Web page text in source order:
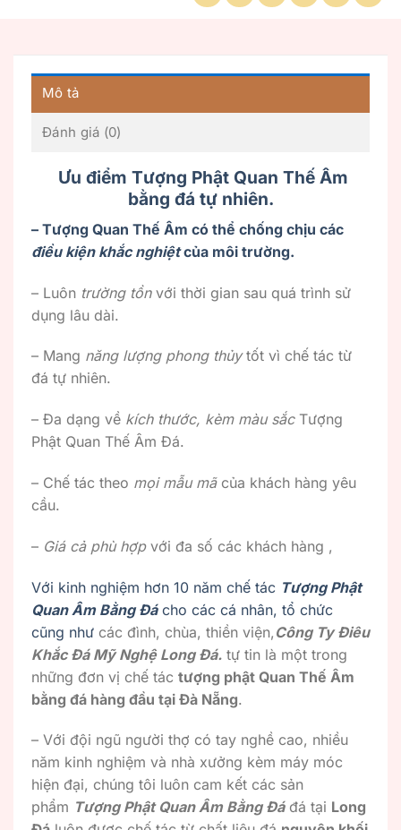
Mô tả
Đánh giá (0)
Ưu điểm Tượng Phật Quan Thế Âm
bằng đá tự nhiên.
– Tượng Quan Thế Âm có thể chống chịu các
điều kiện khắc nghiệtcủa môi trường.
– Luôn trường tồnvới thời gian sau quá trình sử
dụng lâu dài.
– Mang năng lượng phong thủytốt vì chế tác từ
đá tự nhiên.
– Đa dạng về kích thước, kèm màu sắcTượng
Phật Quan Thế Âm Đá.
– Chế tác theo mọi mẫu mãcủa khách hàng yêu
cầu.
– Giá cả phù hợpvới đa số các khách hàng ,
Với kinh nghiệm hơn 10 năm chế tác Tượng Phật
Quan Âm Bằng Đácho các cá nhân, tổ chức
cũng như các đình, chùa, thiền viện, Công Ty Điêu
Khắc Đá Mỹ Nghệ Long Đá. tự tin là một trong
những đơn vị chế tác tượng phật Quan Thế Âm
bằng đá hàng đầu tại Đà Nẵng.
– Với đội ngũ người thợ có tay nghề cao, nhiều
năm kinh nghiệm và nhà xưởng kèm máy móc
hiện đại, chúng tôi luôn cam kết các sản
phẩm Tượng Phật Quan Âm Bằng Đáđá tại Long